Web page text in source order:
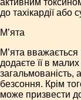
до тахікардії або
М’ята
М’ята
додаєте її в
загальмованість,
безсоння. Крім
може призвести